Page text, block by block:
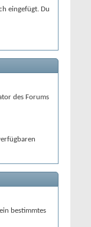
eingefügt. Du
des Forums
bestimmtes